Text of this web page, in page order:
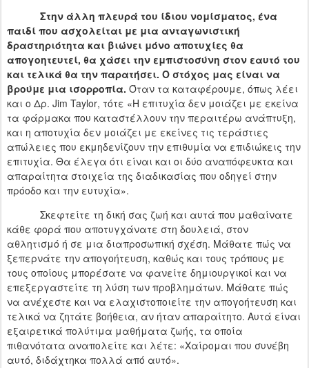
Στην άλλη πλευρά του ίδιου νομίσματος, ένα
παιδί που ασχολείται με μια ανταγωνιστική
δραστηριότητα και βιώνει μόνο αποτυχίες θα
απογοητευτεί, θα χάσει την εμπιστοσύνη στον εαυτό του
και τελικά θα την παρατήσει. Ο στόχος μας είναι να
βρούμε μια ισορροπία. Όταν τα καταφέρουμε, όπως λέει
και ο Δρ. Jim Taylor, τότε «Η επιτυχία δεν μοιάζει με εκείνα
τα φάρμακα που καταστέλλουν την περαιτέρω ανάπτυξη,
και η αποτυχία δεν μοιάζει με εκείνες τις τεράστιες
απώλειες που εκμηδενίζουν την επιθυμία να επιδιώκεις την
επιτυχία. Θα έλεγα ότι είναι και οι δύο αναπόφευκτα και
απαραίτητα στοιχεία της διαδικασίας που οδηγεί στην
πρόοδο και την ευτυχία».
Σκεφτείτε τη δική σας ζωή και αυτά που μαθαίνατε
κάθε φορά που αποτυγχάνατε στη δουλειά, στον
αθλητισμό ή σε μια διαπροσωπική σχέση. Μάθατε πώς να
ξεπερνάτε την απογοήτευση, καθώς και τους τρόπους με
τους οποίους μπορέσατε να φανείτε δημιουργικοί και να
επεξεργαστείτε τη λύση των προβλημάτων. Μάθατε πώς
να ανέχεστε και να ελαχιστοποιείτε την απογοήτευση και
τελικά να ζητάτε βοήθεια, αν ήταν απαραίτητο. Αυτά είναι
εξαιρετικά πολύτιμα μαθήματα ζωής, τα οποία
πιθανότατα αναπολείτε και λέτε: «Χαίρομαι που συνέβη
αυτό, διδάχτηκα πολλά από αυτό».